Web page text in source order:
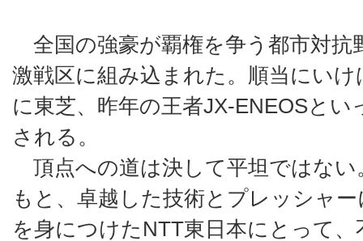
全国の強豪が覇権を争う都市対抗
激戦区に組み込まれた。順当にい
に東芝、昨年の王者JX-ENEOSと
される。
頂点への道は決して平坦ではない
もと、卓越した技術とプレッシャ
を身につけたNTT東日本にとって